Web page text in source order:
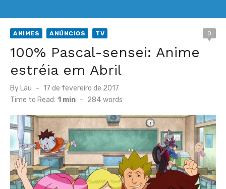
ANIMES ANÚNCIOS TV 0
100% Pascal-sensei: Anime
estréia em Abril
By Lau
Posted
on
17 de fevereiro de 2017
Time to Read: 1 min - 284 words